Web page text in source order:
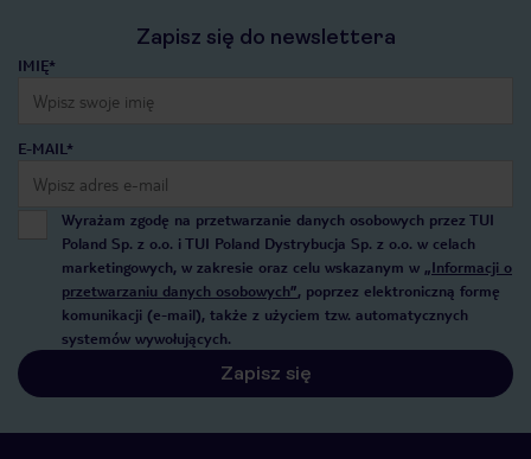
Zapisz się do newslettera
IMIĘ*
E-MAIL*
Wyrażam zgodę na przetwarzanie danych osobowych przez TUI
Poland Sp. z o.o. i TUI Poland Dystrybucja Sp. z o.o. w celach
marketingowych, w zakresie oraz celu wskazanym w „Informacji o
przetwarzaniu danych osobowych”, poprzez elektroniczną formę
komunikacji (e-mail), także z użyciem tzw. automatycznych
systemów wywołujących.
Zapisz się